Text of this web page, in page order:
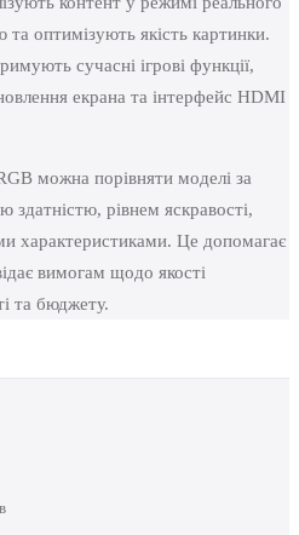
оптимізують якість картинки.
сучасні ігрові функції,
екрана та інтерфейс HDMI
можна порівняти моделі за
здатністю, рівнем яскравості,
характеристиками. Це допомагає
вимогам щодо якості
та бюджету.